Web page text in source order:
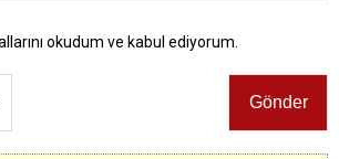
okudum ve kabul ediyorum.